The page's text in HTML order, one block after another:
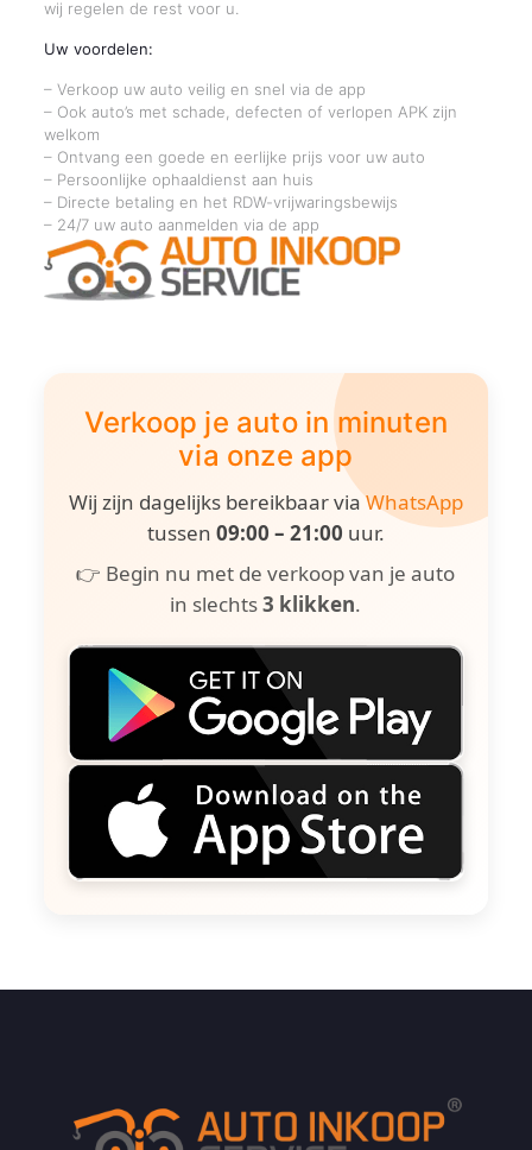
wij regelen de rest voor u.
Uw voordelen:
– Verkoop uw auto veilig en snel via de app
– Ook auto’s met schade, defecten of verlopen APK zijn
welkom
– Ontvang een goede en eerlijke prijs voor uw auto
– Persoonlijke ophaaldienst aan huis
– Directe betaling en het RDW-vrijwaringsbewijs
– 24/7 uw auto aanmelden via de app
Verkoop je auto in minuten
via onze app
Wij zijn dagelijks bereikbaar viaWhatsApp
tussen 09:00 – 21:00 uur.
👉 Begin nu met de verkoop van je auto
in slechts3 klikken.